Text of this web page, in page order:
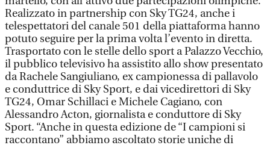
Realizzato in partnership con Sky TG24, anche i
telespettatori del canale 501 della piattaforma hanno
potuto seguire per la prima volta l’evento in diretta.
Trasportato con le stelle dello sport a Palazzo Vecchio,
il pubblico televisivo ha assistito allo show presentato
da Rachele Sangiuliano, ex campionessa di pallavolo
e conduttrice di Sky Sport, e dai vicedirettori di Sky
TG24, Omar Schillaci e Michele Cagiano, con
Alessandro Acton, giornalista e conduttore di Sky
Sport. “Anche in questa edizione de “I campioni si
raccontano” abbiamo ascoltato storie uniche di